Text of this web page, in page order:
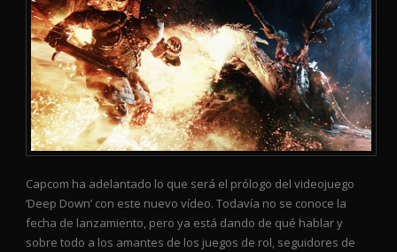
Capcom ha adelantado lo que será el prólogo del videojuego
‘Deep Down’ con este nuevo vídeo. Todavía no se conoce la
fecha de lanzamiento, pero ya está dando de qué hablar y
sobre todo a los amantes de los juegos de rol, seguidores de